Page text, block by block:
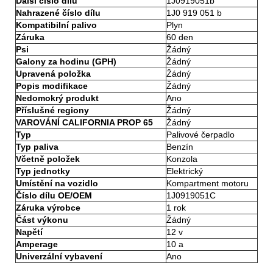
Nahrazené číslo dílu
1J0 919 051 b
Kompatibilní palivo
Plyn
Záruka
60 den
Psi
Žádný
Galony za hodinu (GPH)
Žádný
Upravená položka
Žádný
Popis modifikace
Žádný
Nedomokrý produkt
Ano
Příslušné regiony
Žádný
VAROVÁNÍ CALIFORNIA PROP 65
Žádný
Typ
Palivové čerpadlo
Typ paliva
Benzín
Včetně položek
Konzola
Typ jednotky
Elektrický
Umístění na vozidlo
Kompartment motoru
Číslo dílu OE/OEM
1J0919051C
Záruka výrobce
1 rok
Část výkonu
Žádný
Napětí
12 v
Amperage
10 a
Univerzální vybavení
Ano